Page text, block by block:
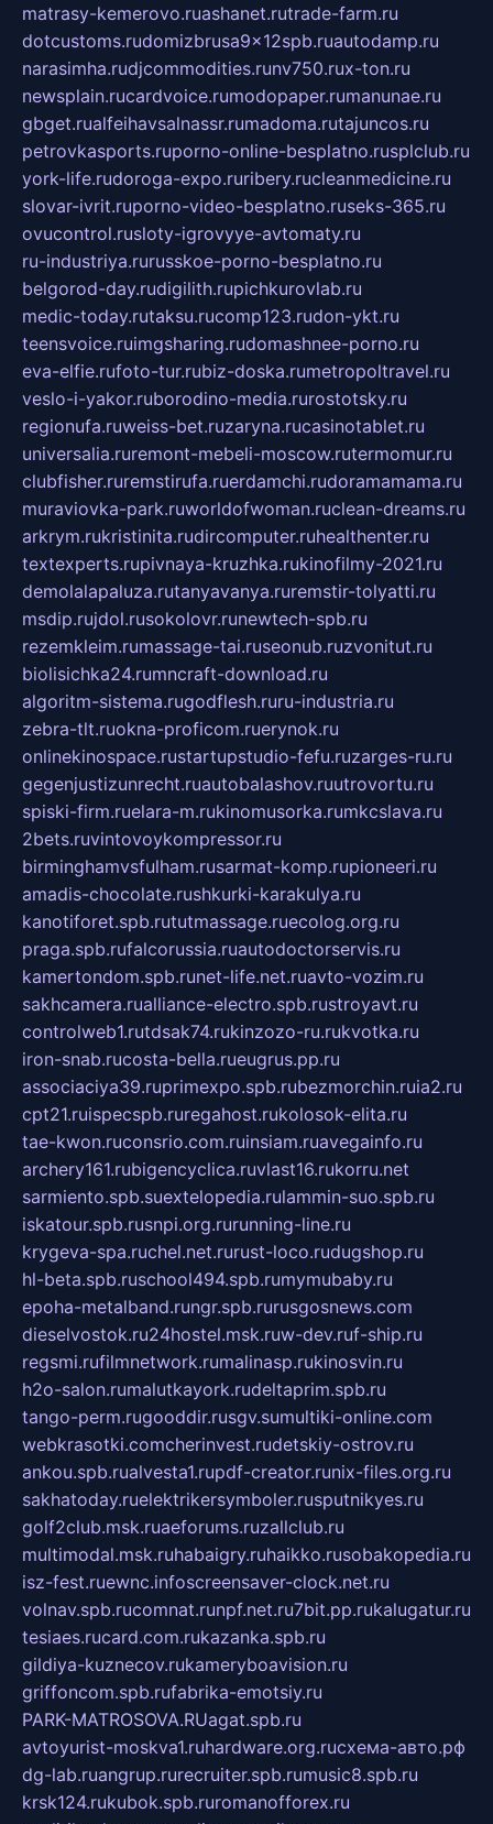
matrasy-kemerovo.ruashanet.rutrade-farm.ru
dotcustoms.rudomizbrusa9x12spb.ruautodamp.ru
narasimha.rudjcommodities.runv750.rux-ton.ru
newsplain.rucardvoice.rumodopaper.rumanunae.ru
gbget.rualfeihavsalnassr.rumadoma.rutajuncos.ru
petrovkasports.ruporno-online-besplatno.rusplclub.ru
york-life.rudoroga-expo.ruribery.rucleanmedicine.ru
slovar-ivrit.ruporno-video-besplatno.ruseks-365.ru
ovucontrol.rusloty-igrovyye-avtomaty.ru
ru-industriya.rurusskoe-porno-besplatno.ru
belgorod-day.rudigilith.rupichkurovlab.ru
medic-today.rutaksu.rucomp123.rudon-ykt.ru
teensvoice.ruimgsharing.rudomashnee-porno.ru
eva-elfie.rufoto-tur.rubiz-doska.rumetropoltravel.ru
veslo-i-yakor.ruborodino-media.rurostotsky.ru
regionufa.ruweiss-bet.ruzaryna.rucasinotablet.ru
universalia.ruremont-mebeli-moscow.rutermomur.ru
clubfisher.ruremstirufa.ruerdamchi.rudoramamama.ru
muraviovka-park.ruworldofwoman.ruclean-dreams.ru
arkrym.rukristinita.rudircomputer.ruhealthenter.ru
textexperts.rupivnaya-kruzhka.rukinofilmy-2021.ru
demolalapaluza.rutanyavanya.ruremstir-tolyatti.ru
msdip.rujdol.rusokolovr.runewtech-spb.ru
rezemkleim.rumassage-tai.ruseonub.ruzvonitut.ru
biolisichka24.rumncraft-download.ru
algoritm-sistema.rugodflesh.ruru-industria.ru
zebra-tlt.ruokna-proficom.ruerynok.ru
onlinekinospace.rustartupstudio-fefu.ruzarges-ru.ru
gegenjustizunrecht.ruautobalashov.ruutrovortu.ru
spiski-firm.ruelara-m.rukinomusorka.rumkcslava.ru
2bets.ruvintovoykompressor.ru
birminghamvsfulham.rusarmat-komp.rupioneeri.ru
amadis-chocolate.rushkurki-karakulya.ru
kanotiforet.spb.rututmassage.ruecolog.org.ru
praga.spb.rufalcorussia.ruautodoctorservis.ru
kamertondom.spb.runet-life.net.ruavto-vozim.ru
sakhcamera.rualliance-electro.spb.rustroyavt.ru
controlweb1.rutdsak74.rukinzozo-ru.rukvotka.ru
iron-snab.rucosta-bella.rueugrus.pp.ru
associaciya39.ruprimexpo.spb.rubezmorchin.ruia2.ru
cpt21.ruispecspb.ruregahost.rukolosok-elita.ru
tae-kwon.ruconsrio.com.ruinsiam.ruavegainfo.ru
archery161.rubigencyclica.ruvlast16.rukorru.net
sarmiento.spb.suextelopedia.rulammin-suo.spb.ru
iskatour.spb.rusnpi.org.rurunning-line.ru
krygeva-spa.ruchel.net.rurust-loco.rudugshop.ru
hl-beta.spb.ruschool494.spb.rumymubaby.ru
epoha-metalband.rungr.spb.rurusgosnews.com
dieselvostok.ru24hostel.msk.ruw-dev.ruf-ship.ru
regsmi.rufilmnetwork.rumalinasp.rukinosvin.ru
h2o-salon.rumalutkayork.rudeltaprim.spb.ru
tango-perm.rugooddir.rusgv.sumultiki-online.com
webkrasotki.comcherinvest.rudetskiy-ostrov.ru
ankou.spb.rualvesta1.rupdf-creator.runix-files.org.ru
sakhatoday.ruelektrikersymboler.rusputnikyes.ru
golf2club.msk.ruaeforums.ruzallclub.ru
multimodal.msk.ruhabaigry.ruhaikko.rusobakopedia.ru
isz-fest.ruewnc.infoscreensaver-clock.net.ru
volnav.spb.rucomnat.runpf.net.ru7bit.pp.rukalugatur.ru
tesiaes.rucard.com.rukazanka.spb.ru
gildiya-kuznecov.rukameryboavision.ru
griffoncom.spb.rufabrika-emotsiy.ru
PARK-MATROSOVA.RUagat.spb.ru
avtoyurist-moskva1.ruhardware.org.ruсхема-авто.рф
dg-lab.ruangrup.rurecruiter.spb.rumusic8.spb.ru
krsk124.rukubok.spb.ruromanofforex.ru